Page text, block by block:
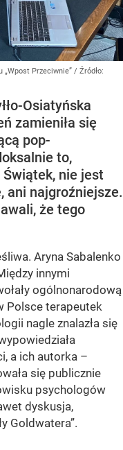
„Wpost Przeciwnie” / Źródło:
Osiatyńska
zamieniła się
pop-
to,
nie jest
ani najgroźniejsze.
że tego
Aryna Sabalenko
innymi
ogólnonarodową
Polsce terapeutek
nagle znalazła się
a ich autorka –
się publicznie
psychologów
dyskusja,
Goldwatera”.